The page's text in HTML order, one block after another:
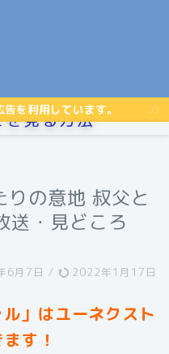
を利用しています。
を見る方法
りの意地 叔父と
送・見どころ
6月7日 / 2022年1月17日
」はユーネクスト
す！